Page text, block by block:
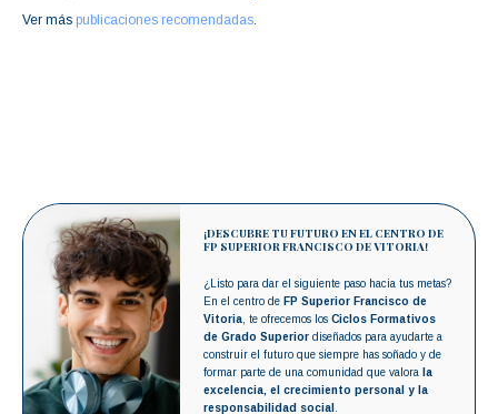
Ver más publicaciones recomendadas.
¡DESCUBRE TU FUTURO EN EL CENTRO DE
FP SUPERIOR FRANCISCO DE VITORIA!
¿Listo para dar el siguiente paso hacia tus metas?
En el centro de FP Superior Francisco de
Vitoria , te ofrecemos losCiclos Formativos
de Grado Superior diseñados para ayudarte a
construir el futuro que siempre has soñado y de
formar parte de una comunidad que valora
la
excelencia, el crecimiento personal y la
responsabilidad social